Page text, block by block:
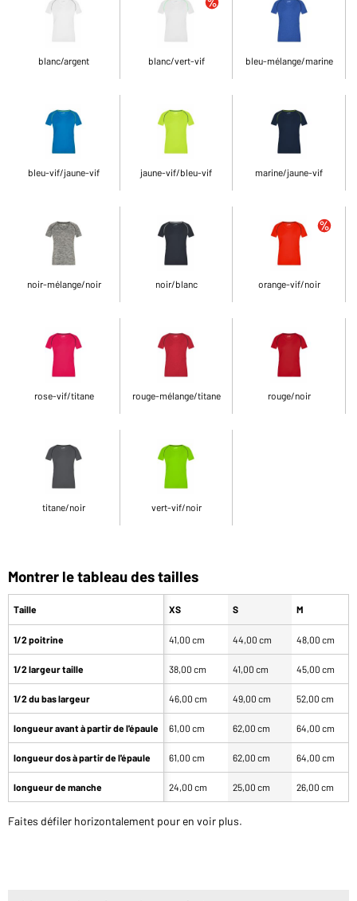
blanc/argent blanc/vert-vif bleu-mélange/marine
bleu-vif/jaune-vif jaune-vif/bleu-vif marine/jaune-vif
noir-mélange/noir noir/blanc orange-vif/noir
rose-vif/titane rouge-mélange/titane rouge/noir
titane/noir vert-vif/noir
Montrer le tableau des tailles
Taille
1/2 poitrine
1/2 largeur taille
1/2 du bas largeur
longueur avant à partir de l'épaule
longueur dos à partir de l'épaule
longueur de manche
XS S M
41,00 cm 44,00 cm 48,00 cm
38,00 cm 41,00 cm 45,00 cm
46,00 cm 49,00 cm 52,00 cm
61,00 cm 62,00 cm 64,00 cm
61,00 cm 62,00 cm 64,00 cm
24,00 cm 25,00 cm 26,00 cm
Faites défiler horizontalement pour en voir plus.